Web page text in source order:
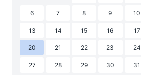
6 7 8 9 10
13 14 15 16 17
20 21 22 23 24
27 28 29 30 31